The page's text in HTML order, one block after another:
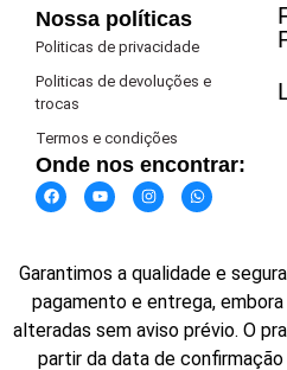
Nossa políticas
Politicas de privacidade
Politicas de devoluções e
trocas
Termos e condições
Onde nos encontrar:
Garantimos a qualidade e
pagamento e entrega,
alteradas sem aviso prévio. O
partir da data de